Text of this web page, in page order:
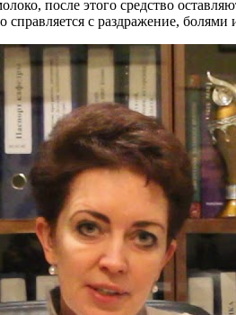
после этого средство
с раздражение,